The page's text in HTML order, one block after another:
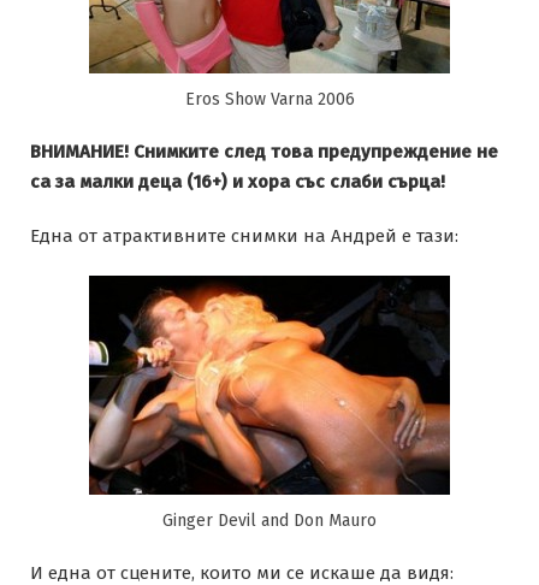
Eros Show Varna 2006
ВНИМАНИЕ! Снимките след това предупреждение не
са за малки деца (16+) и хора със слаби сърца!
Една от атрактивните снимки на Андрей е тази:
Ginger Devil and Don Mauro
И една от сцените, които ми се искаше да видя: